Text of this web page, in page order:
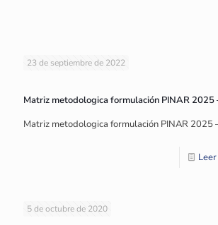
23 de septiembre de 2022
Matriz metodologica formulación PINAR 2025
Matriz metodologica formulación PINAR 2025
5 de octubre de 2020